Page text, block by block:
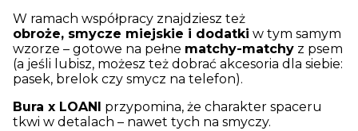
W ramach współpracy znajdziesz też
obroże, smycze miejskie i dodatki w tym samym
wzorze – gotowe na pełne matchy-matchy z psem
(a jeśli lubisz, możesz też dobrać akcesoria dla siebie:
pasek, brelok czy smycz na telefon).
Bura x LOANI przypomina, że charakter spaceru
tkwi w detalach – nawet tych na smyczy.